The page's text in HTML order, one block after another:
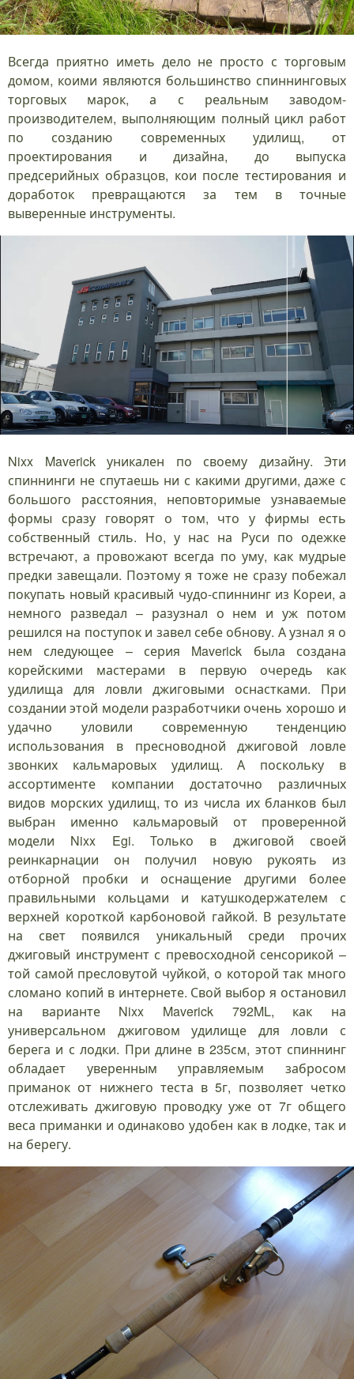
Всегда приятно иметь дело не просто с торговым
домом, коими являются большинство спиннинговых
торговых марок, а с реальным заводом-
производителем, выполняющим полный цикл работ
по созданию современных удилищ, от
проектирования и дизайна, до выпуска
предсерийных образцов, кои после тестирования и
доработок превращаются за тем в точные
выверенные инструменты.
Nixx Maverick уникален по своему дизайну. Эти
спиннинги не спутаешь ни с какими другими, даже с
большого расстояния, неповторимые узнаваемые
формы сразу говорят о том, что у фирмы есть
собственный стиль. Но, у нас на Руси по одежке
встречают, а провожают всегда по уму, как мудрые
предки завещали. Поэтому я тоже не сразу побежал
покупать новый красивый чудо-спиннинг из Кореи, а
немного разведал – разузнал о нем и уж потом
решился на поступок и завел себе обнову. А узнал я о
нем следующее – серия Maverick была создана
корейскими мастерами в первую очередь как
удилища для ловли джиговыми оснастками. При
создании этой модели разработчики очень хорошо и
удачно уловили современную тенденцию
использования в пресноводной джиговой ловле
звонких кальмаровых удилищ. А поскольку в
ассортименте компании достаточно различных
видов морских удилищ, то из числа их бланков был
выбран именно кальмаровый от проверенной
модели Nixx Egi. Только в джиговой своей
реинкарнации он получил новую рукоять из
отборной пробки и оснащение другими более
правильными кольцами и катушкодержателем с
верхней короткой карбоновой гайкой. В результате
на свет появился уникальный среди прочих
джиговый инструмент с превосходной сенсорикой –
той самой пресловутой чуйкой, о которой так много
сломано копий в интернете. Свой выбор я остановил
на варианте Nixx Maverick 792ML, как на
универсальном джиговом удилище для ловли с
берега и с лодки. При длине в 235см, этот спиннинг
обладает уверенным управляемым забросом
приманок от нижнего теста в 5г, позволяет четко
отслеживать джиговую проводку уже от 7г общего
веса приманки и одинаково удобен как в лодке, так и
на берегу.